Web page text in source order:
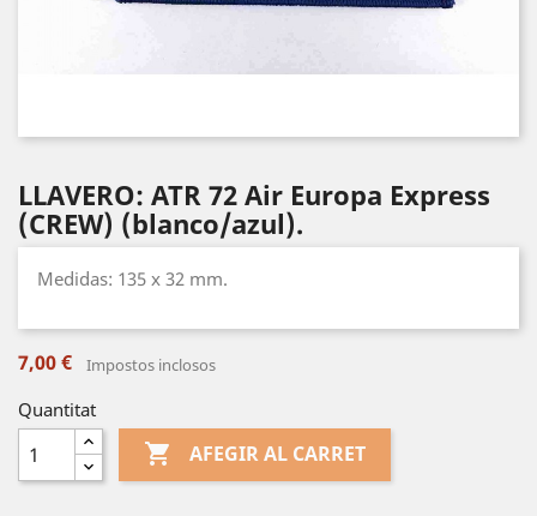
LLAVERO: ATR 72 Air Europa Express
(CREW) (blanco/azul).
Medidas: 135 x 32 mm.
7,00 € Impostos inclosos
Quantitat
 AFEGIR AL CARRET